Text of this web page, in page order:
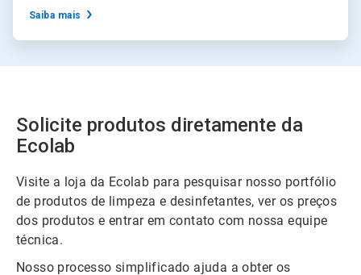
Saiba mais
Solicite produtos diretamente da
Ecolab
Visite a loja da Ecolab para pesquisar nosso portfólio
de produtos de limpeza e desinfetantes, ver os preços
dos produtos e entrar em contato com nossa equipe
técnica.
Nosso processo simplificado ajuda a obter os